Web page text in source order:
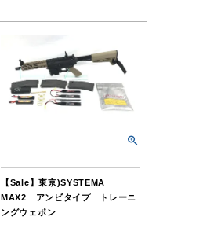
【Sale】東京)SYSTEMA
MAX2 アンビタイプ トレーニ
ングウェポン